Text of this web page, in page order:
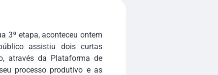
3ª etapa, aconteceu ontem
assistiu dois curtas
através da Plataforma de
processo produtivo e as